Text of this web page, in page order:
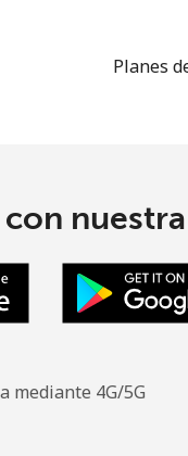
Planes
mediante 4G/5G